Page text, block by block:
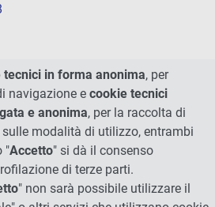
tecnici in forma anonima, per
navigazione e cookie tecnici
e anonima, per la raccolta di
modalità di utilizzo, entrambi
"Accetto" si dà il consenso
di terze parti.
" non sarà possibile utilizzare il